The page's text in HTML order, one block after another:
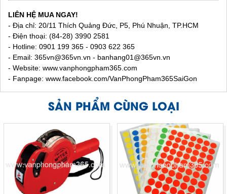
LIÊN HỆ MUA NGAY!
- Địa chỉ: 20/11 Thích Quảng Đức, P5, Phú Nhuận, TP.HCM
- Điện thoại: (84-28) 3990 2581
- Hotline: 0901 199 365 - 0903 622 365
- Email: 365vn@365vn.vn - banhang01@365vn.vn
- Website: www.vanphongpham365.com
- Fanpage: www.facebook.com/VanPhongPham365SaiGon
SẢN PHẨM CÙNG LOẠI